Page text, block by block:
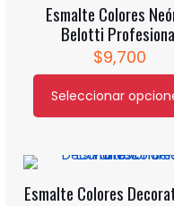
Esmalte Colores
Belotti
$9,700
Seleccionar
Este
múltiples
variantes.
Esmalte Colores